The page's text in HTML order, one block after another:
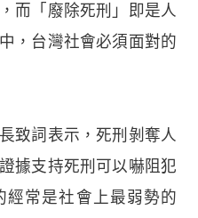
而「廢除死刑」即是人
，台灣社會必須面對的
致詞表示，死刑剝奪人
據支持死刑可以嚇阻犯
經常是社會上最弱勢的